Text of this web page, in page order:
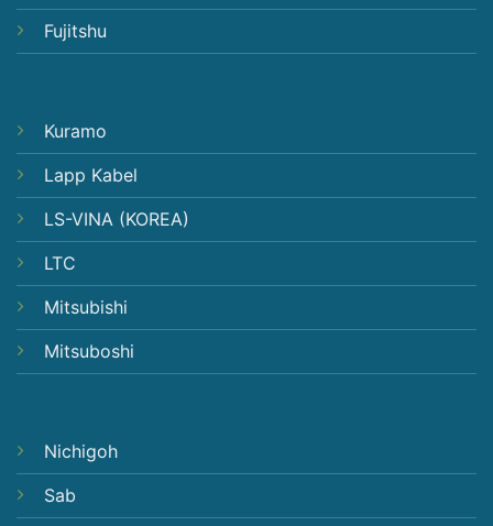
Fujitshu
Kuramo
Lapp Kabel
LS-VINA (KOREA)
LTC
Mitsubishi
Mitsuboshi
Nichigoh
Sab